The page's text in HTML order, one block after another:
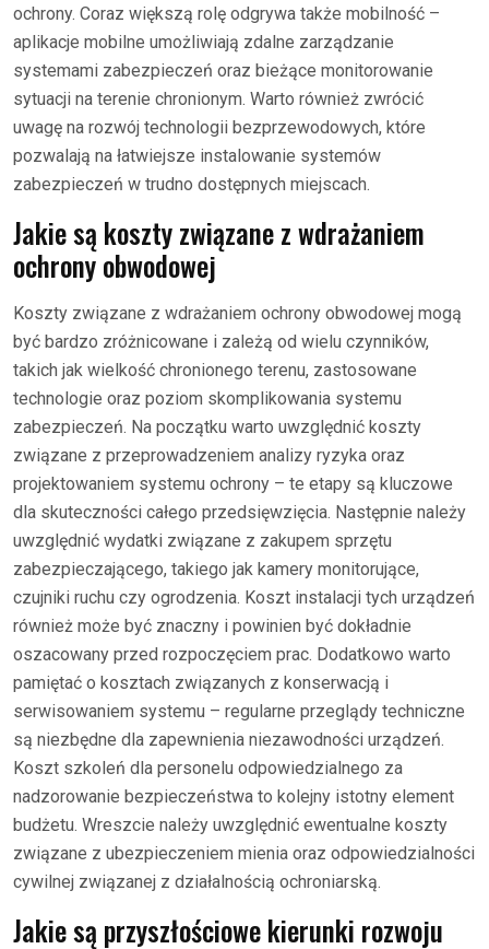
ochrony. Coraz większą rolę odgrywa także mobilność –
aplikacje mobilne umożliwiają zdalne zarządzanie
systemami zabezpieczeń oraz bieżące monitorowanie
sytuacji na terenie chronionym. Warto również zwrócić
uwagę na rozwój technologii bezprzewodowych, które
pozwalają na łatwiejsze instalowanie systemów
zabezpieczeń w trudno dostępnych miejscach.
Jakie są koszty związane z wdrażaniem
ochrony obwodowej
Koszty związane z wdrażaniem ochrony obwodowej mogą
być bardzo zróżnicowane i zależą od wielu czynników,
takich jak wielkość chronionego terenu, zastosowane
technologie oraz poziom skomplikowania systemu
zabezpieczeń. Na początku warto uwzględnić koszty
związane z przeprowadzeniem analizy ryzyka oraz
projektowaniem systemu ochrony – te etapy są kluczowe
dla skuteczności całego przedsięwzięcia. Następnie należy
uwzględnić wydatki związane z zakupem sprzętu
zabezpieczającego, takiego jak kamery monitorujące,
czujniki ruchu czy ogrodzenia. Koszt instalacji tych urządzeń
również może być znaczny i powinien być dokładnie
oszacowany przed rozpoczęciem prac. Dodatkowo warto
pamiętać o kosztach związanych z konserwacją i
serwisowaniem systemu – regularne przeglądy techniczne
są niezbędne dla zapewnienia niezawodności urządzeń.
Koszt szkoleń dla personelu odpowiedzialnego za
nadzorowanie bezpieczeństwa to kolejny istotny element
budżetu. Wreszcie należy uwzględnić ewentualne koszty
związane z ubezpieczeniem mienia oraz odpowiedzialności
cywilnej związanej z działalnością ochroniarską.
Jakie są przyszłościowe kierunki rozwoju